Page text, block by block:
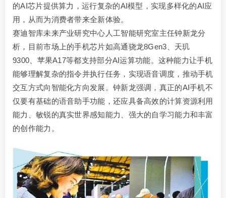
的AI芯片提供算力，运行复杂的AI模型，实现多样化的AI应
用，从而为消费者带来全新体验。
赛迪智库未来产业研究中心人工智能研究室主任钟新龙分
析，目前市场上的手机芯片如高通骁龙8Gen3、天玑
9300、苹果A17等都支持部分AI运算功能。这种能力让手机
能够理解复杂的指令并执行任务，实现语音调度，推动手机
交互方式向智能化方向发展。钟新龙强调，真正的AI手机不
仅要有基础的语音助手功能，还应具备高效的计算资源利用
能力、敏锐的真实世界感知能力、强大的自学习能力和丰富
的创作能力。